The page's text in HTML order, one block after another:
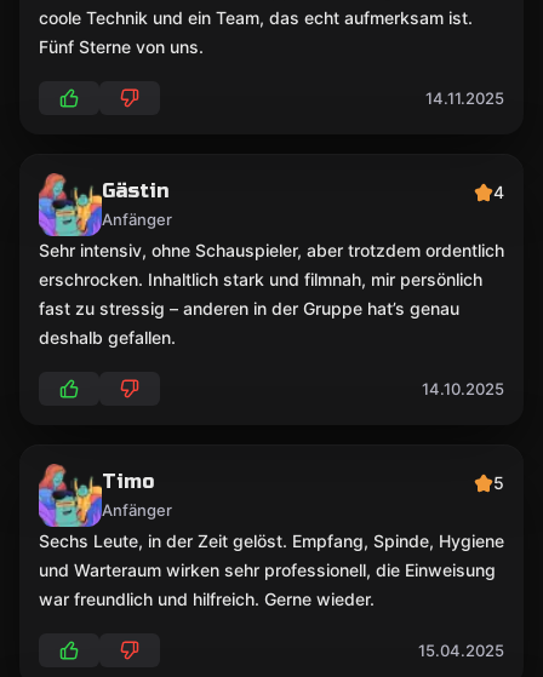
coole Technik und ein Team, das echt aufmerksam ist.
Fünf Sterne von uns.
14.11.2025
Gästin
Anfänger
4
Sehr intensiv, ohne Schauspieler, aber trotzdem ordentlich
erschrocken. Inhaltlich stark und filmnah, mir persönlich
fast zu stressig – anderen in der Gruppe hat’s genau
deshalb gefallen.
14.10.2025
Timo
Anfänger
5
Sechs Leute, in der Zeit gelöst. Empfang, Spinde, Hygiene
und Warteraum wirken sehr professionell, die Einweisung
war freundlich und hilfreich. Gerne wieder.
15.04.2025